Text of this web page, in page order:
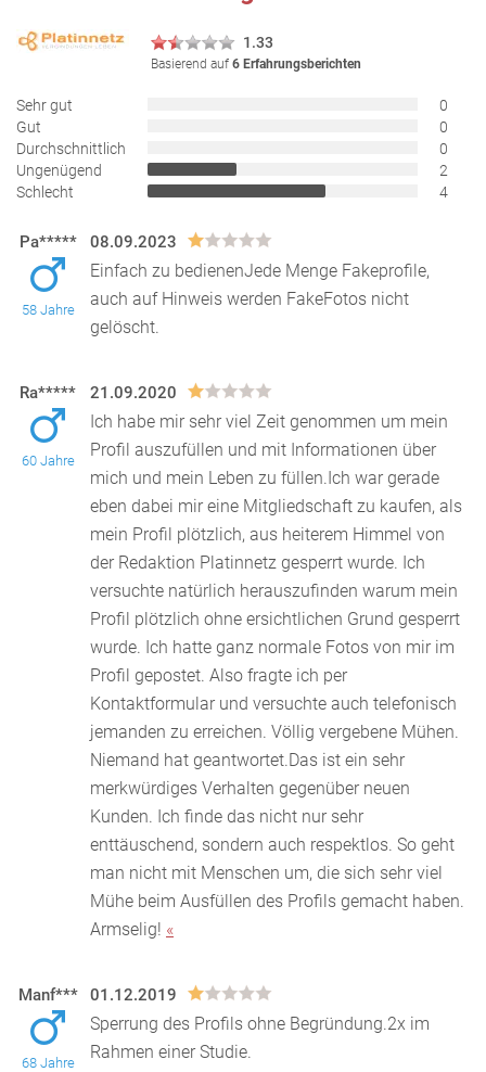
1.33
Basierend auf 6 Erfahrungsberichten
Sehr gut
0
Gut
0
Durchschnittlich
0
Ungenügend
2
Schlecht
4
Pa*****
58 Jahre
08.09.2023
Einfach zu bedienenJede Menge Fakeprofile,
auch auf Hinweis werden FakeFotos nicht
gelöscht.
Ra*****
60 Jahre
21.09.2020
Ich habe mir sehr viel Zeit genommen um mein
Profil auszufüllen und mit Informationen über
mich und mein Leben zu füllen.Ich war gerade
eben dabei mir eine Mitgliedschaft zu kaufen, als
mein Profil plötzlich, aus heiterem Himmel von
der Redaktion Platinnetz gesperrt wurde. Ich
versuchte natürlich herauszufinden warum mein
Profil plötzlich ohne ersichtlichen Grund gesperrt
wurde. Ich hatte ganz normale Fotos von mir im
Profil gepostet. Also fragte ich per
Kontaktformular und versuchte auch telefonisch
jemanden zu erreichen. Völlig vergebene Mühen.
Niemand hat geantwortet.Das ist ein sehr
merkwürdiges Verhalten gegenüber neuen
Kunden. Ich finde das nicht nur sehr
enttäuschend, sondern auch respektlos. So geht
man nicht mit Menschen um, die sich sehr viel
Mühe beim Ausfüllen des Profils gemacht haben.
Armselig! «
Manf***
68 Jahre
01.12.2019
Sperrung des Profils ohne Begründung.2x im
Rahmen einer Studie.